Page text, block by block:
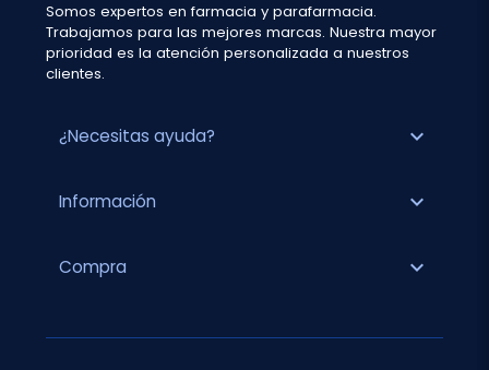
Somos expertos en farmacia y parafarmacia.
Trabajamos para las mejores marcas. Nuestra mayor
prioridad es la atención personalizada a nuestros
clientes.
¿Necesitas ayuda? expand_more
Información expand_more
Compra expand_more